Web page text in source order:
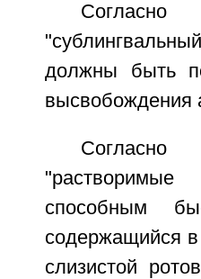
Согласно
должны быть
высвобождения
Согласно
способным
содержащийся в
слизистой